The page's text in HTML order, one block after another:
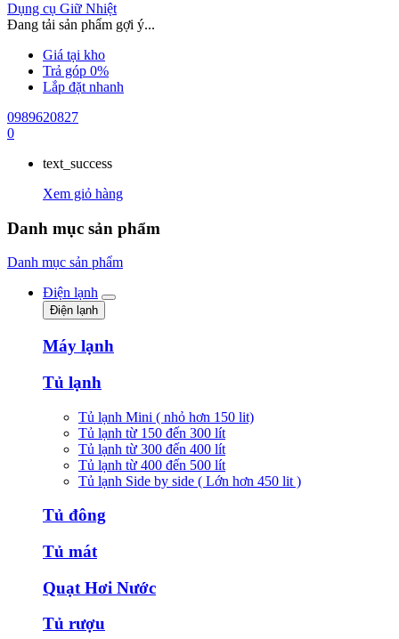
Dụng cụ Giữ Nhiệt
Đang tải sản phẩm gợi ý...
Giá tại kho
Trả góp 0%
Lắp đặt nhanh
0989620827
0
text_success
Xem giỏ hàng
Danh mục sản phẩm
Danh mục sản phẩm
Điện lạnh
Điện lạnh
Máy lạnh
Tủ lạnh
Tủ lạnh Mini ( nhỏ hơn 150 lit)
Tủ lạnh từ 150 đến 300 lít
Tủ lạnh từ 300 đến 400 lít
Tủ lạnh từ 400 đến 500 lít
Tủ lạnh Side by side ( Lớn hơn 450 lit )
Tủ đông
Tủ mát
Quạt Hơi Nước
Tủ rượu